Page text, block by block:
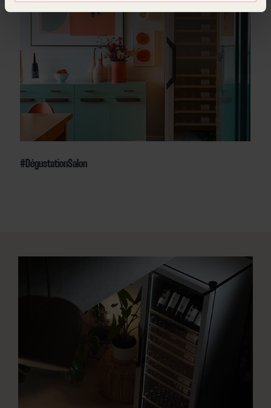
#DégustationSalon